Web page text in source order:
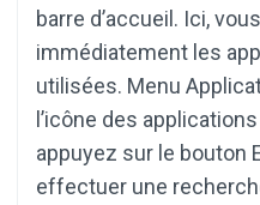
barre d’accueil. Ici,
immédiatement les
utilisées. Menu
l’icône des
appuyez sur le bouton
effectuer une